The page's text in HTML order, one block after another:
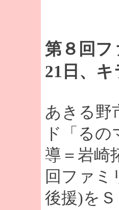
第８回フ
21日、
あきる野
ド「る
導＝岩崎
回ファミ
後援)を